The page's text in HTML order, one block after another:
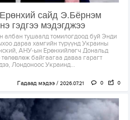
сайд Э.Бёрнэм
гэдгээ мэдэгджээ
албан тушаалд томилогдоод буй Энди
дараа хамгийн түрүүнд Украины
АНУ-ын Ерөнхийлөгч Дональд
байгаагаа даваа гарагт
Лондоноос Украинд...
Гадаад мэдээ 2026.07.21 0 0